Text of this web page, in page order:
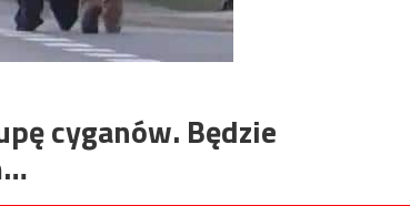
cyganów. Będzie